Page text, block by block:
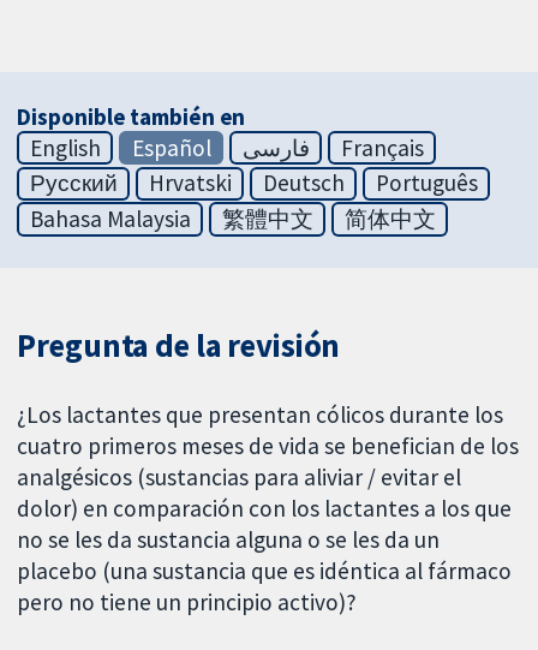
Disponible también en
English
Español فارسی
Français
Русский
Hrvatski Deutsch
Português
Bahasa Malaysia
繁體中文 简体中文
Pregunta de la revisión
¿Los lactantes que presentan cólicos durante los
cuatro primeros meses de vida se benefician de los
analgésicos (sustancias para aliviar / evitar el
dolor) en comparación con los lactantes a los que
no se les da sustancia alguna o se les da un
placebo (una sustancia que es idéntica al fármaco
pero no tiene un principio activo)?